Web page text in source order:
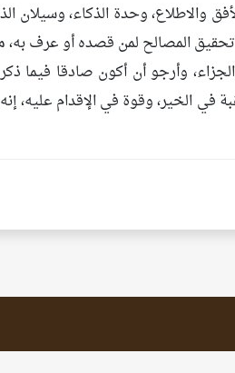
والاطلاع، وحدة الذكاء، وسيلان
تحقيق المصالح لمن قصده أو عرف
وأرجو أن أكون صادقا فيما
في الخير، وقوة في الإقدام عليه،